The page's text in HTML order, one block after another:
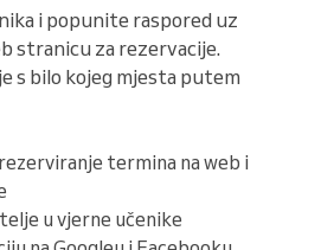
i popunite raspored uz
stranicu za rezervacije.
s bilo kojeg mjesta putem
termina na web i
u vjerne učenike